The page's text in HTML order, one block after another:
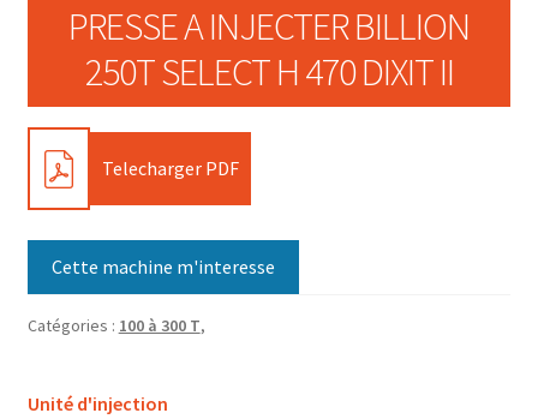
PRESSE A INJECTER BILLION
250T SELECT H 470 DIXIT II
PDF Telecharger PDF
Cette machine m'interesse
Catégories : 100 à 300 T,
Unité d'injection